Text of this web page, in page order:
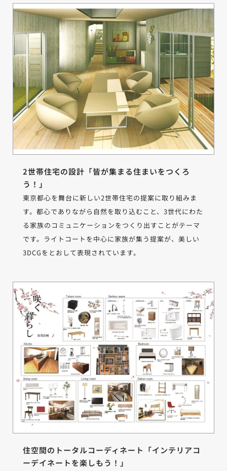
2世帯住宅の設計「皆が集まる住まいをつくろ
う！」
東京都心を舞台に新しい2世帯住宅の提案に取り組みま
す。都心でありながら自然を取り込むこと、3世代にわた
る家族のコミュニケーションをつくり出すことがテーマ
です。ライトコートを中心に家族が集う提案が、美しい
3DCGをとおして表現されています。
住空間のトータルコーディネート「インテリアコ
ーデイネートを楽しもう！」